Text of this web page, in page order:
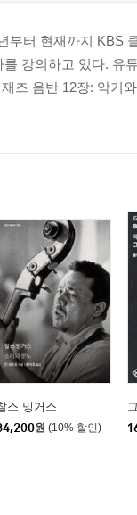
부터 현재까지 KBS
강의하고 있다. 유
즈 음반 12장: 악기
스 밍거스
원 (10% 할인)